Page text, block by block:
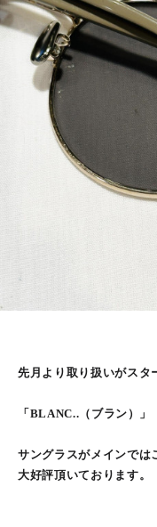
先月より取り扱いがスタ
「BLANC..（ブラン）」
サングラスがメインでは
大好評頂いております。